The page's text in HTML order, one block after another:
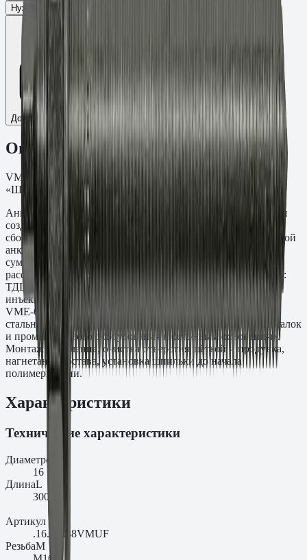
Нужен ТС/ТО
Добавить к сравнению
Описание
VMU-A Шпилька резьба M16, L=300 мм, t=155 мм. ТДЦ
«Шерардирование» кл.пр. 5.8.
Анкерная шпилька VMU-A M16×300 мм предназначена для
создания резьбовых точек крепления в монолитных и
сборных железобетонных конструкциях методом химической
анкеровки. Глубина заделки составляет 155 мм при
суммарной длине стержня 300 мм — выступающая часть
рассчитана под толщину прикрепляемой детали. Материал:
ТДЦ «Шерардирование» кл.пр. 5.8. Применяется с
инъекционными составами Fasty серий VE-SF, VE-Polar,
VME-600 и PE-SF. Типичные задачи: крепление несущих
стальных колонн, фасадных кронштейнов, подкрановых балок
и промышленного оборудования к бетонным основаниям.
Монтаж: сверление, очистка отверстия щёткой и продувка,
нагнетание состава, установка шпильки до начала
полимеризации.
Характеристики
Технические характеристики
Диаметрd₀
16
ДлинаL
300
Артикул
.16.30088VMUF
РезьбаM